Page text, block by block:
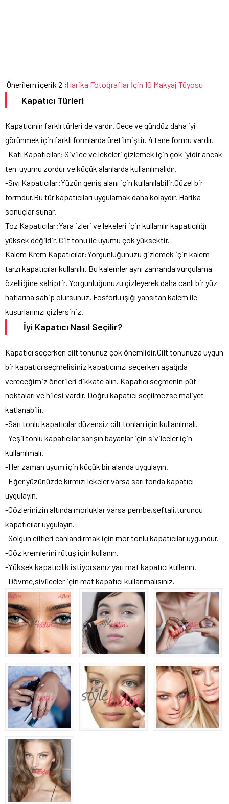
Önerilern içerik 2 ;Harika Fotoğraflar İçin 10 Makyaj Tüyosu
Kapatıcı Türleri
Kapatıcının farklı türleri de vardır. Gece ve gündüz daha iyi
görünmek için farklı formlarda üretilmiştir. 4 tane formu vardır.
-Katı Kapatıcılar: Sivilce ve lekeleri gizlemek için çok iyidir ancak
ten uyumu zordur ve küçük alanlarda kullanılmalıdır.
-Sıvı Kapatıcılar:Yüzün geniş alanı için kullanılabilir.Güzel bir
formdur.Bu tür kapatıcıları uygulamak daha kolaydır. Harika
sonuçlar sunar.
Toz Kapatıcılar:Yara izleri ve lekeleri için kullanılır kapatıcılığı
yüksek değildir. Cilt tonu ile uyumu çok yüksektir.
Kalem Krem Kapatıcılar:Yorgunluğunuzu gizlemek için kalem
tarzı kapatıcılar kullanılır. Bu kalemler aynı zamanda vurgulama
özelliğine sahiptir. Yorgunluğunuzu gizleyerek daha canlı bir yüz
hatlarına sahip olursunuz. Fosforlu ışığı yansıtan kalem ile
kusurlarınızı gizlersiniz.
İyi Kapatıcı Nasıl Seçilir?
Kapatıcı seçerken cilt tonunuz çok önemlidir.Cilt tonunuza uygun
bir kapatıcı seçmelisiniz kapatıcınızı seçerken aşağıda
vereceğimiz önerileri dikkate alın. Kapatıcı seçmenin püf
noktaları ve hilesi vardır. Doğru kapatıcı seçilmezse maliyet
katlanabilir.
-Sarı tonlu kapatıcılar düzensiz cilt tonları için kullanılmalı.
-Yeşil tonlu kapatıcılar sarışın bayanlar için sivilceler için
kullanılmalı.
-Her zaman uyum için küçük bir alanda uygulayın.
-Eğer yüzünüzde kırmızı lekeler varsa sarı tonda kapatıcı
uygulayın.
-Gözlerinizin altında morluklar varsa pembe,şeftali,turuncu
kapatıcılar uygulayın.
-Solgun ciltleri canlandırmak için mor tonlu kapatıcılar uygundur.
-Göz kremlerini rütuş için kullanın.
-Yüksek kapatıcılık istiyorsanız yarı mat kapatıcı kullanın.
-Dövme,sivilceler için mat kapatıcı kullanmalısınız.